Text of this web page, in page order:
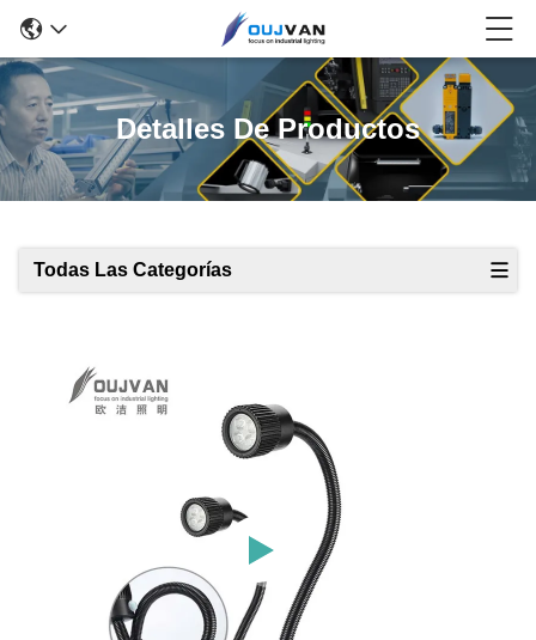
Detalles De Productos
Todas Las Categorías